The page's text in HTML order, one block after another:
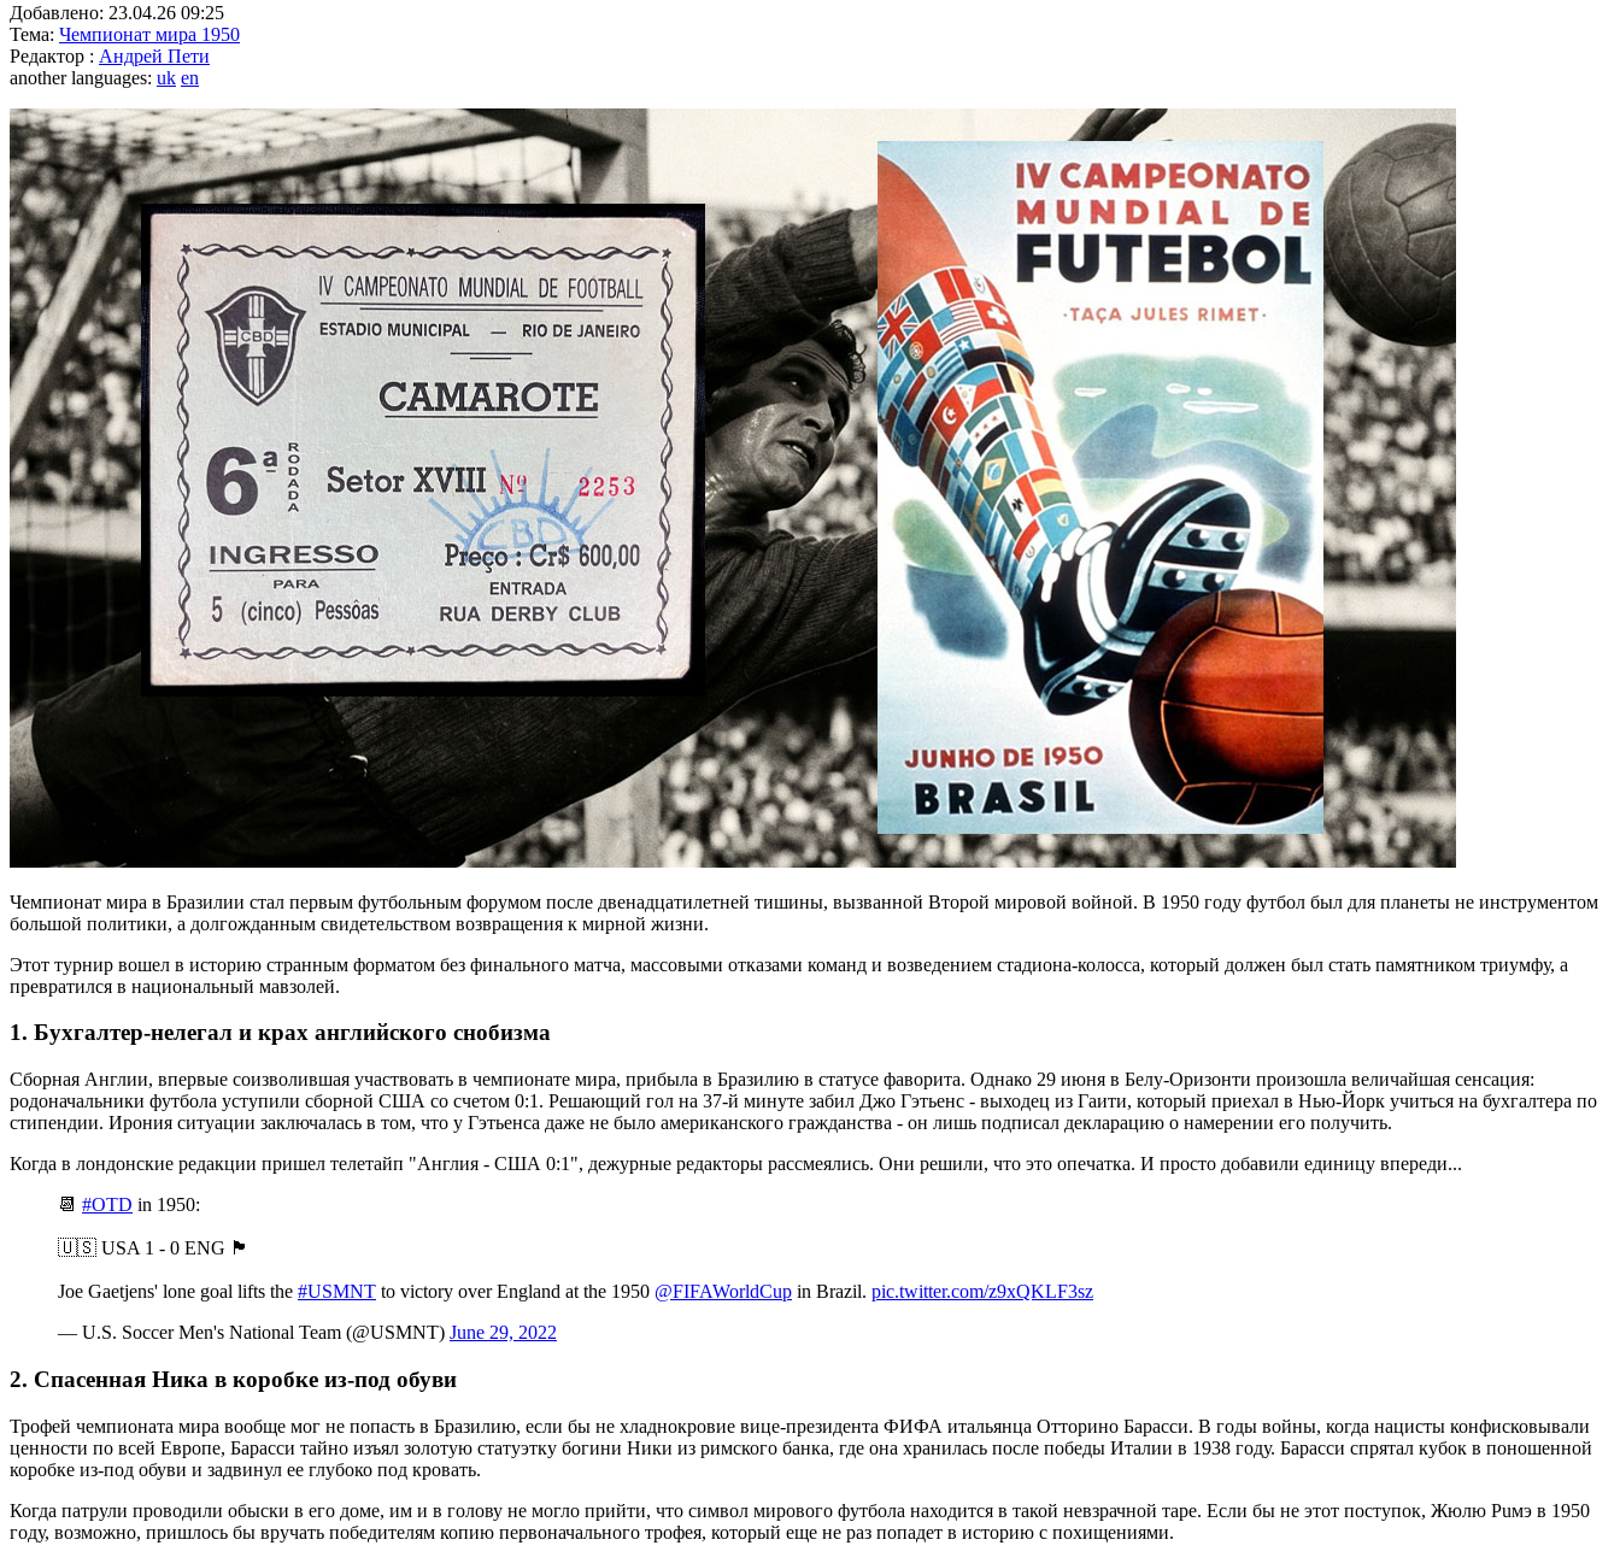
Добавлено: 23.04.26 09:25
Тема: Чемпионат мира 1950
Редактор : Андрей Пети
another languages: uk en
Чемпионат мира в Бразилии стал первым футбольным форумом после двенадцатилетней тишины, вызванной Второй мировой войной. В 1950 году футбол был для планеты не инструментом
большой политики, а долгожданным свидетельством возвращения к мирной жизни.
Этот турнир вошел в историю странным форматом без финального матча, массовыми отказами команд и возведением стадиона-колосса, который должен был стать памятником триумфу, а
превратился в национальный мавзолей.
1. Бухгалтер-нелегал и крах английского снобизма
Сборная Англии, впервые соизволившая участвовать в чемпионате мира, прибыла в Бразилию в статусе фаворита. Однако 29 июня в Белу-Оризонти произошла величайшая сенсация:
родоначальники футбола уступили сборной США со счетом 0:1. Решающий гол на 37-й минуте забил Джо Гэтьенс - выходец из Гаити, который приехал в Нью-Йорк учиться на бухгалтера по
стипендии. Ирония ситуации заключалась в том, что у Гэтьенса даже не было американского гражданства - он лишь подписал декларацию о намерении его получить.
Когда в лондонские редакции пришел телетайп "Англия - США 0:1", дежурные редакторы рассмеялись. Они решили, что это опечатка. И просто добавили единицу впереди...
📆 #OTD in 1950:
🇺🇸 USA 1 - 0 ENG 🏴󠁧󠁢󠁥󠁮󠁧󠁿
Joe Gaetjens' lone goal lifts the #USMNT to victory over England at the 1950 @FIFAWorldCup in Brazil. pic.twitter.com/z9xQKLF3sz
— U.S. Soccer Men's National Team (@USMNT) June 29, 2022
2. Спасенная Ника в коробке из-под обуви
Трофей чемпионата мира вообще мог не попасть в Бразилию, если бы не хладнокровие вице-президента ФИФА итальянца Отторино Барасси. В годы войны, когда нацисты конфисковывали
ценности по всей Европе, Барасси тайно изъял золотую статуэтку богини Ники из римского банка, где она хранилась после победы Италии в 1938 году. Барасси спрятал кубок в поношенной
коробке из-под обуви и задвинул ее глубоко под кровать.
Когда патрули проводили обыски в его доме, им и в голову не могло прийти, что символ мирового футбола находится в такой невзрачной таре. Если бы не этот поступок, Жюлю Puмэ в 1950
году, возможно, пришлось бы вручать победителям копию первоначального трофея, который еще не раз попадет в историю с похищениями.